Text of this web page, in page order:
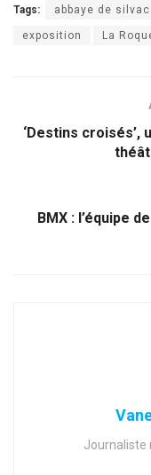
Tags: abbaye de
exposition La
‘Destins croisés’,
BMX : l’équipe
Journaliste